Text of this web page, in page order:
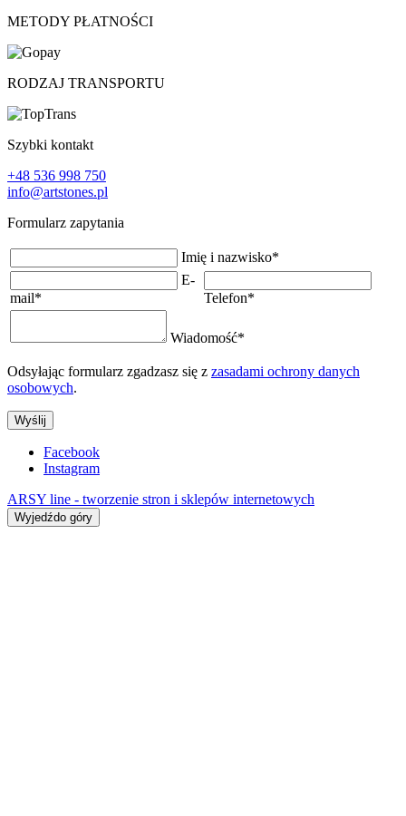
METODY PŁATNOŚCI
RODZAJ TRANSPORTU
Szybki kontakt
+48 536 998 750
info@artstones.pl
Formularz zapytania
Imię i nazwisko*
E-
mail* Telefon*
Wiadomość*
Odsyłając formularz zgadzasz się z zasadami ochrony danych
osobowych.
Wyślij
Facebook
Instagram
ARSY line - tworzenie stron i sklepów internetowych
Wyjedźdo góry